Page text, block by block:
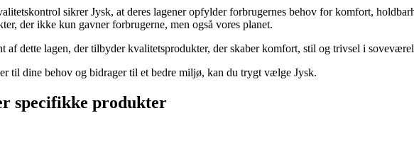
sikrer Jysk, at deres lagener opfylder forbrugernes behov for komfort,
der ikke kun gavner forbrugerne, men også vores planet.
af dette lagen, der tilbyder kvalitetsprodukter, der skaber komfort, stil og trivsel i
til dine behov og bidrager til et bedre miljø, kan du trygt vælge Jysk.
specifikke produkter